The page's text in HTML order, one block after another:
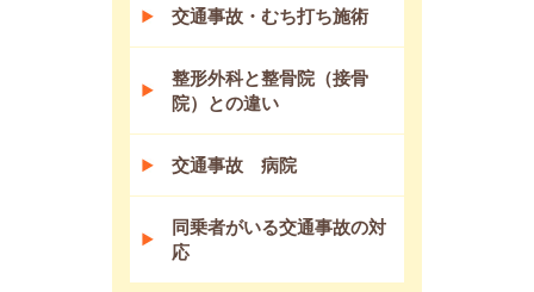
交通事故・むち打ち施術
整形外科と整骨院（接骨
院）との違い
交通事故 病院
同乗者がいる交通事故の対
応